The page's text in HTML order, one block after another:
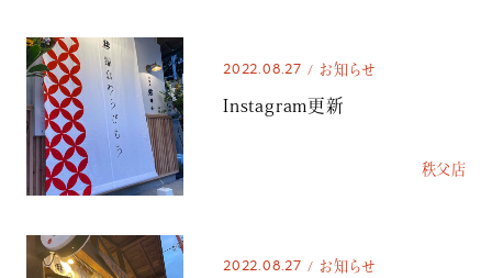
2022.08.27 お知らせ
Instagram更新
秩父店
2022.08.27 お知らせ